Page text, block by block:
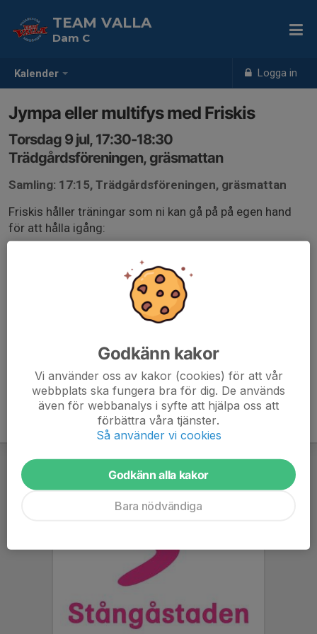
Kalender Logga in
TEAM VALLA
Dam C
Jympa eller multifys med Friskis
Torsdag 9 jul, 17:30-18:30
Trädgårdsföreningen, gräsmattan
Samling: 17:15, Trädgårdsföreningen, gräsmattan
Friskis håller träningar som ni kan gå på på egen hand
för att hålla igång:
Torsdagar kl 17:30 Jympa eller Multifys. De skriver att
man får ta med egen matta om man vill ha något att
ligga på och att de ställer in vid ruskväder. De håller till
på gräsmattan framför Barnteaterscenen. Träningen är
Godkänn kakor
Vi använder oss av kakor (cookies) för att vår
webbplats ska fungera bra för dig. De används
även för webbanalys i syfte att hjälpa oss att
förbättra våra tjänster.
Så använder vi cookies
Godkänn alla kakor
Bara nödvändiga